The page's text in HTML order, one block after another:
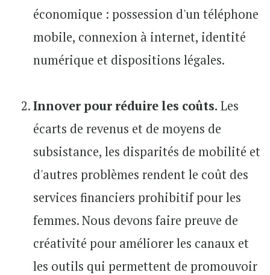
économique : possession d'un téléphone
mobile, connexion à internet, identité
numérique et dispositions légales.
Innover pour réduire les coûts. Les
écarts de revenus et de moyens de
subsistance, les disparités de mobilité et
d'autres problèmes rendent le coût des
services financiers prohibitif pour les
femmes. Nous devons faire preuve de
créativité pour améliorer les canaux et
les outils qui permettent de promouvoir